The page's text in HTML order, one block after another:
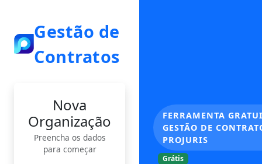
Gestão de
Contratos
Nova
Organização
Preencha os dados
para começar
FERRAMENTA
GESTÃO DE
PROJURIS
Grátis